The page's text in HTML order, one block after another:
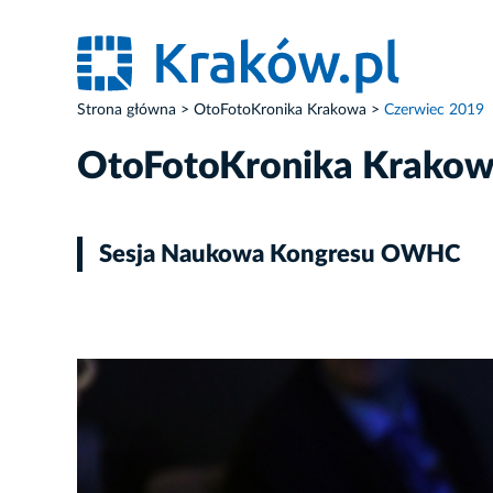
Strona główna OtoFotoKronika Krakowa Czerwiec 2019
OtoFotoKronika
Sesja Naukowa Kongresu OWHC